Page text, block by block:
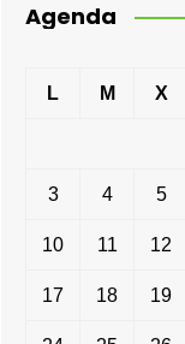
Agenda
L M X
3 4 5
10 11 12
17 18 19